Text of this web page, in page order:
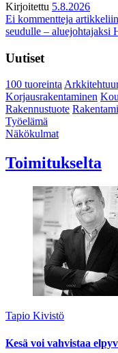
Kirjoitettu 5.8.2026
Ei kommentteja
seudulle – aluejohtajaksi
Uutiset
100 tuoreinta
Korjausrakentaminen
Rakennustuote
Työelämä
Näkökulmat
Toimitukselta
Tapio Kivistö
Kesä voi vahvistaa